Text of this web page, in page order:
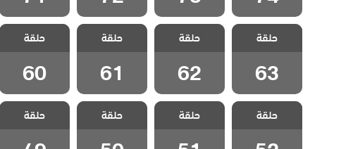
مسلسل شارع
السلام الحلقة
63
حلقة
63
مسلسل شارع
السلام الحلقة
62
حلقة
62
مسلسل شارع
السلام الحلقة
61
حلقة
61
مسلسل شارع
السلام الحلقة
60
حلقة
60
مسلسل شارع
السلام الحلقة
52
حلقة
مسلسل شارع
السلام الحلقة
51
حلقة
مسلسل شارع
السلام الحلقة
50
حلقة
مسلسل شارع
السلام الحلقة
49
حلقة